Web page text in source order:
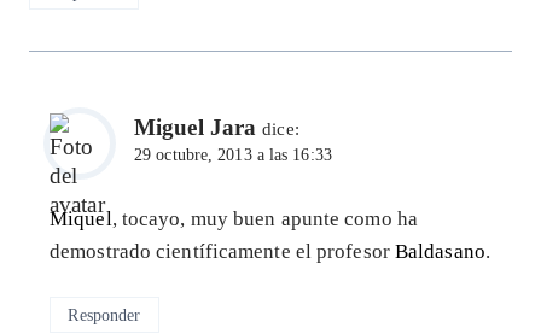
Miguel Jara dice:
29 octubre, 2013 a las 16:33
Miquel, tocayo, muy buen apunte como ha
demostrado científicamente el profesor Baldasano.
Responder